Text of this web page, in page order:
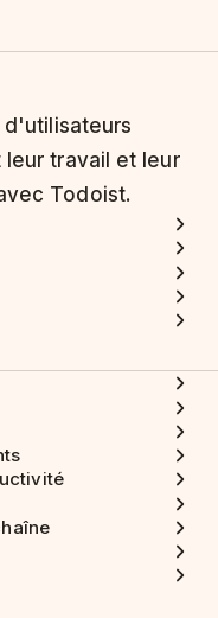
d'utilisateurs
leur travail et leur
Todoist.